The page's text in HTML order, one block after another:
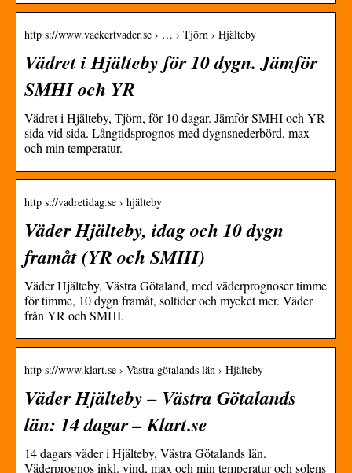
http s://www.vackertvader.se › … › Tjörn › Hjälteby
Vädret i Hjälteby för 10 dygn. Jämför
SMHI och YR
Vädret i Hjälteby, Tjörn, för 10 dagar. Jämför SMHI och YR
sida vid sida. Långtidsprognos med dygnsnederbörd, max
och min temperatur.
http s://vadretidag.se › hjälteby
Väder Hjälteby, idag och 10 dygn
framåt (YR och SMHI)
Väder Hjälteby, Västra Götaland, med väderprognoser timme
för timme, 10 dygn framåt, soltider och mycket mer. Väder
från YR och SMHI.
http s://www.klart.se › Västra götalands län › Hjälteby
Väder Hjälteby – Västra Götalands
län: 14 dagar – Klart.se
14 dagars väder i Hjälteby, Västra Götalands län.
Väderprognos inkl. vind, max och min temperatur och solens